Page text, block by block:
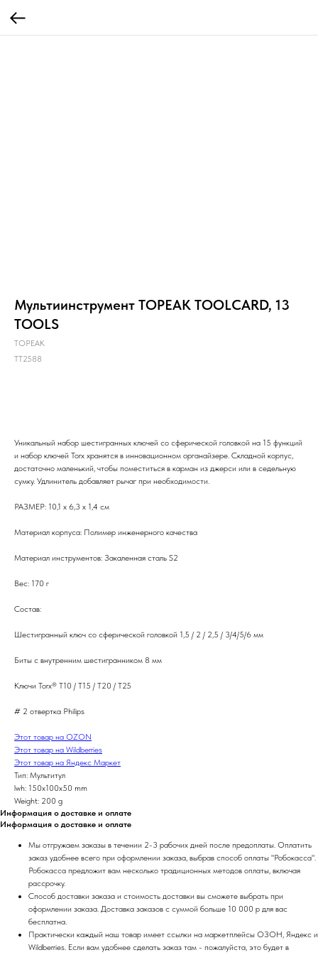
Мультиинструмент TOPEAK TOOLCARD, 13
TOOLS
TOPEAK
TT2588
Уникальный набор шестигранных ключей со сферической головкой на 15 функций
и набор ключей Torx хранятся в инновационном органайзере. Складной корпус,
достаточно маленький, чтобы поместиться в карман из джерси или в седельную
сумку. Удлинитель добавляет рычаг при необходимости.
РАЗМЕР: 10,1 x 6,3 x 1,4 см
Материал корпуса: Полимер инженерного качества
Материал инструментов: Закаленная сталь S2
Вес: 170 г
Состав:
Шестигранный ключ со сферической головкой 1,5 / 2 / 2,5 / 3/4/5/6 мм
Биты с внутренним шестигранником 8 мм
Ключи Torx® T10 / T15 / T20 / T25
# 2 отвертка Philips
Этот товар на OZON
Этот товар на Wildberries
Этот товар на Яндекс Маркет
Тип: Мультитул
lwh: 150x100x50 mm
Weight: 200 g
Информация о доставке и оплате
Информация о доставке и оплате
Мы отгружаем заказы в течении 2-3 рабочих дней после предоплаты. Оплатить
заказ удобнее всего при оформлении заказа, выбрав способ оплаты "Робокасса".
Робокасса предложит вам несколько традиционных методов оплаты, включая
рассрочку.
Способ доставки заказа и стоимость доставки вы сможете выбрать при
оформлении заказа. Доставка заказов с суммой больше 10 000 р для вас
бесплатна.
Практически каждый наш товар имеет ссылки на маркетплейсы ОЗОН, Яндекс и
Wildberries. Если вам удобнее сделать заказ там - пожалуйста, это будет в